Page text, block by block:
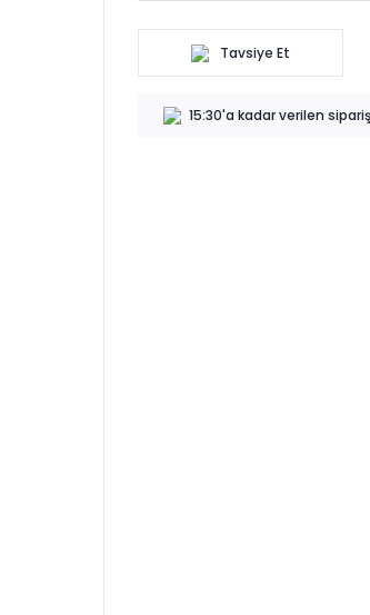
Tavsiye Et
15:30'a kadar verilen